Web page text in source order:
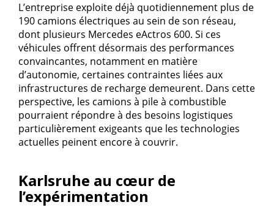
L’entreprise exploite déjà quotidiennement plus de
190 camions électriques au sein de son réseau,
dont plusieurs Mercedes eActros 600. Si ces
véhicules offrent désormais des performances
convaincantes, notamment en matière
d’autonomie, certaines contraintes liées aux
infrastructures de recharge demeurent. Dans cette
perspective, les camions à pile à combustible
pourraient répondre à des besoins logistiques
particulièrement exigeants que les technologies
actuelles peinent encore à couvrir.
Karlsruhe au cœur de
l’expérimentation